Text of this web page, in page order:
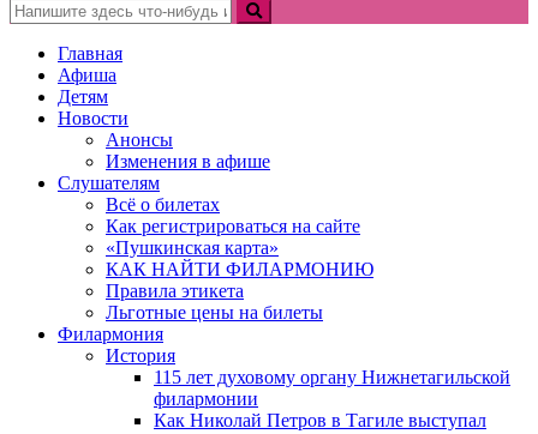
Главная
Афиша
Детям
Новости
Анонсы
Изменения в афише
Слушателям
Всё о билетах
Как регистрироваться на сайте
«Пушкинская карта»
КАК НАЙТИ ФИЛАРМОНИЮ
Правила этикета
Льготные цены на билеты
Филармония
История
115 лет духовому органу Нижнетагильской
филармонии
Как Николай Петров в Тагиле выступал